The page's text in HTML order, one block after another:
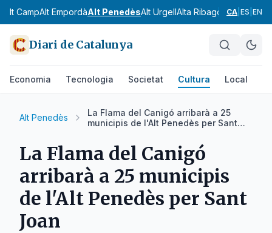
Alt CampAlt EmpordàAlt PenedèsAlt UrgellAlta RibagorçaAnoia
CA ES EN
Diari de Catalunya
Economia Tecnologia Societat Cultura Local
Alt Penedès
La Flama del Canigó arribarà a 25
municipis de l'Alt Penedès per Sant
La Flama del Canigó
arribarà a 25 municipis
de l'Alt Penedès per Sant
Joan